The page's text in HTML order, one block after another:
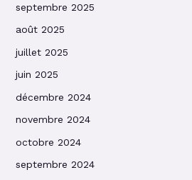
septembre 2025
août 2025
juillet 2025
juin 2025
décembre 2024
novembre 2024
octobre 2024
septembre 2024